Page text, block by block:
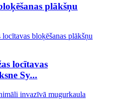
plākšņu
locītavas
Sy...